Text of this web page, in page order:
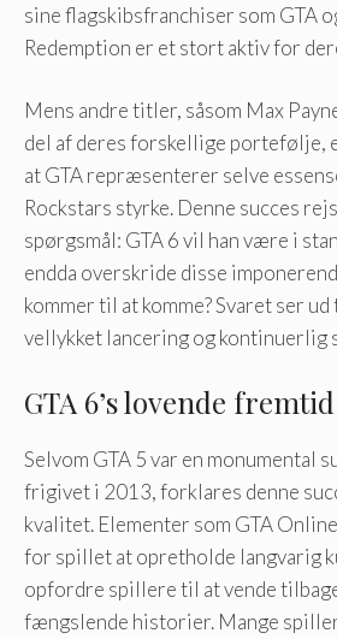
sine flagskibsfranchiser som GTA
Redemption er et stort aktiv for
Mens andre titler, såsom Max
del af deres forskellige portefølje,
at GTA repræsenterer selve
Rockstars styrke. Denne succes
spørgsmål: GTA 6 vil han være i
endda overskride disse
kommer til at komme? Svaret ser
vellykket lancering og kontinuerlig
GTA 6’s lovende fremtid
Selvom GTA 5 var en monumental
frigivet i 2013, forklares denne
kvalitet. Elementer som GTA
for spillet at opretholde langvarig
opfordre spillere til at vende
fængslende historier. Mange